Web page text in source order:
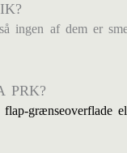
ingen af dem er
PRK?